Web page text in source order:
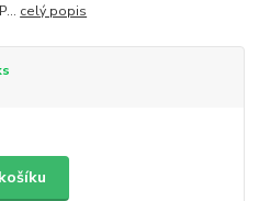
celý popis